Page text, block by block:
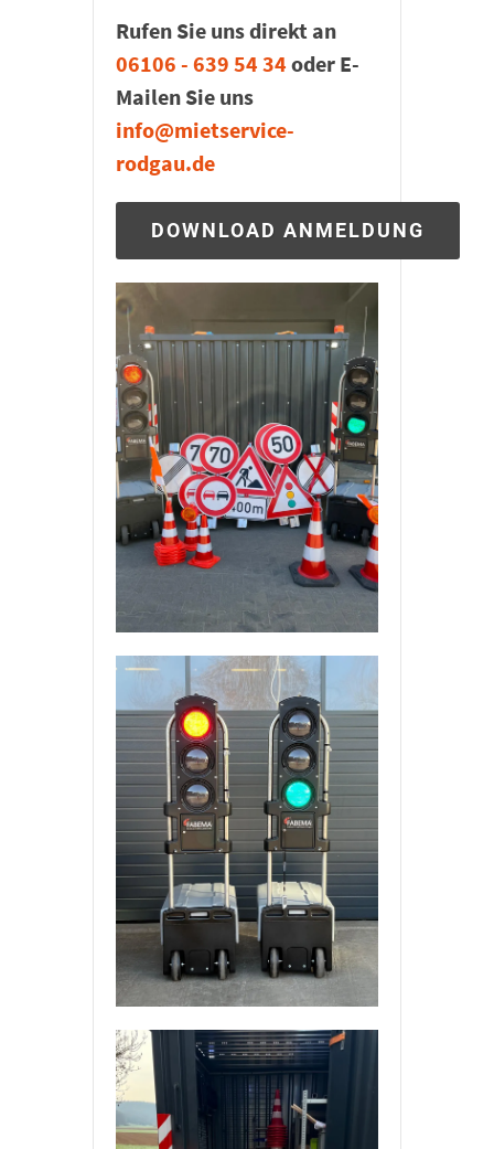
Rufen Sie uns direkt an
06106 - 639 54 34 oder E-
Mailen Sie uns
info@mietservice-
rodgau.de
DOWNLOAD ANMELDUNG